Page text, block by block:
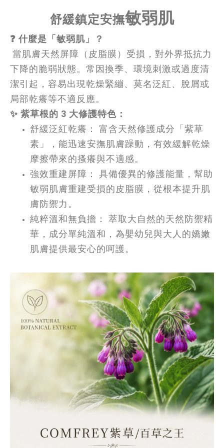
舒緩鎮定安撫敏弱肌
❓ 什麼是「敏弱肌」？
當肌膚天然屏障（皮脂膜）受損，對外界抵抗力
下降的脆弱狀態。常因換季、環境刺激或過度清
潔引起，容易出現乾燥緊繃、莫名泛紅、脫屑或
局部乾癢等不適反應。
✨ 紫草根的 3 大修護特色：
舒緩泛紅乾癢： 富含天然修護成分「紫草
素」，能迅速安撫肌膚躁動，有效緩解乾燥
摩擦帶來的搔癢與不適感。
強效重建屏障： 具備優異的修護能量，幫助
敏弱肌膚重建受損的皮脂膜，從根本提升肌
膚防禦力。
純粹溫和無負擔： 萃取大自然的天然防禦精
華，成分單純溫和，為嬰幼兒與大人的嬌嫩
肌膚提供最安心的呵護。